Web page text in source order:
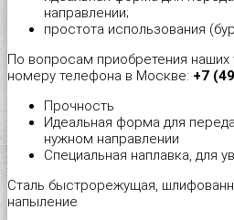
Патроны монтажные
Распорный дюбель с качельным
Распорный дюбель с потолочным
Распорный дюбель с простым
Распорный дюбель тип S (Ус)
Пластина соединительная
Прямой подвес профилей
Скользящая опора для стропил
Угловой соединитель
Уголок крепежный
Стеклорез с деревянной ручкой
Степлер мебельный 4 в 1 "Stelgrit"
Тонкогубцы "Targ German type"
Топор со стеклопластиковой
Уровень плиточника "Metric Tiler"
направлении;
простота использования
По вопросам приобретения наших
номеру телефона в Москве: +7
Прочность
Идеальная форма для
нужном направлении
Специальная наплавка, для
Сталь быстрорежущая,
напыление